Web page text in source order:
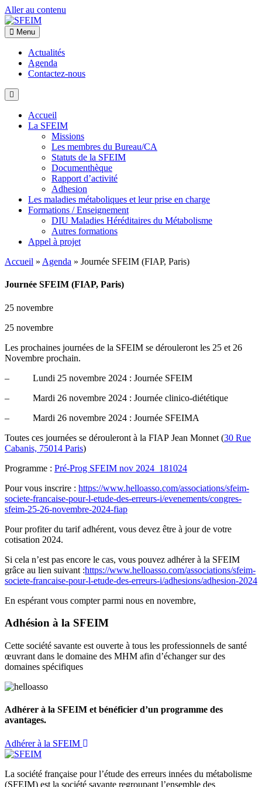
Aller au contenu
Menu
Actualités
Agenda
Contactez-nous
Accueil
La SFEIM
Missions
Les membres du Bureau/CA
Statuts de la SFEIM
Documenthèque
Rapport d’activité
Adhesion
Les maladies métaboliques et leur prise en charge
Formations / Enseignement
DIU Maladies Héréditaires du Métabolisme
Autres formations
Appel à projet
Accueil » Agenda » Journée SFEIM (FIAP, Paris)
Journée SFEIM (FIAP, Paris)
25 novembre
25 novembre
Les prochaines journées de la SFEIM se dérouleront les 25 et 26
Novembre prochain.
– Lundi 25 novembre 2024 : Journée SFEIM
– Mardi 26 novembre 2024 : Journée clinico-diététique
– Mardi 26 novembre 2024 : Journée SFEIMA
Toutes ces journées se dérouleront à la FIAP Jean Monnet (30 Rue
Cabanis, 75014 Paris)
Programme : Pré-Prog SFEIM nov 2024_181024
Pour vous inscrire : https://www.helloasso.com/associations/sfeim-
societe-francaise-pour-l-etude-des-erreurs-i/evenements/congres-
sfeim-25-26-novembre-2024-fiap
Pour profiter du tarif adhérent, vous devez être à jour de votre
cotisation 2024.
Si cela n’est pas encore le cas, vous pouvez adhérer à la SFEIM
grâce au lien suivant :https://www.helloasso.com/associations/sfeim-
societe-francaise-pour-l-etude-des-erreurs-i/adhesions/adhesion-2024
En espérant vous compter parmi nous en novembre,
Adhésion à la SFEIM
Cette société savante est ouverte à tous les professionnels de santé
œuvrant dans le domaine des MHM afin d’échanger sur des
domaines spécifiques
Adhérer à la SFEIM et bénéficier d’un programme des
avantages.
Adhérer à la SFEIM
La société française pour l’étude des erreurs innées du métabolisme
(SFEIM) est la société savante regroupant l’ensemble des